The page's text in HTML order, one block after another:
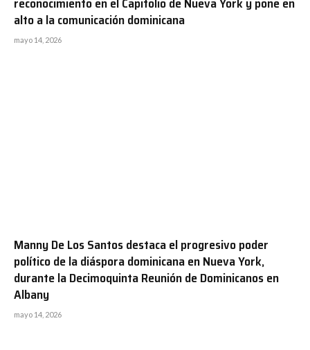
alto a la comunicación dominicana
mayo 14, 2026
Manny De Los Santos destaca el progresivo poder
político de la diáspora dominicana en Nueva York,
durante la Decimoquinta Reunión de Dominicanos en
Albany
mayo 14, 2026